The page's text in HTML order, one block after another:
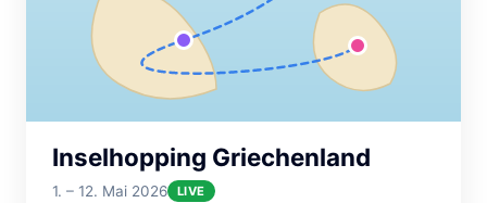
Inselhopping Griechenland
1. – 12. Mai 2026 LIVE